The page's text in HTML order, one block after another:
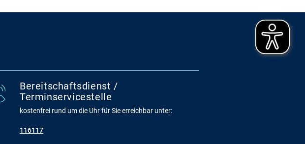
Bereitschaftsdienst /
Terminservicestelle
kostenfrei rund um die Uhr für Sie erreichbar unter:
116117